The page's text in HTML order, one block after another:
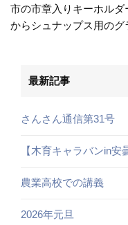
市の市章入りキーホル
からシュナップス用のグ
最新記事
さんさん通信第31号
【木育キャラバンin安
農業高校での講義
2026年元旦